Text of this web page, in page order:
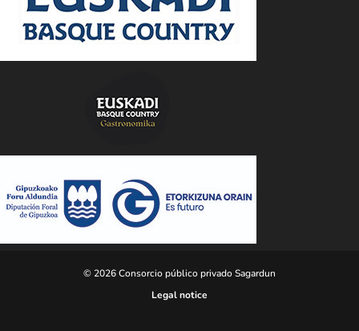
© 2026 Consorcio público privado Sagardun
Legal notice